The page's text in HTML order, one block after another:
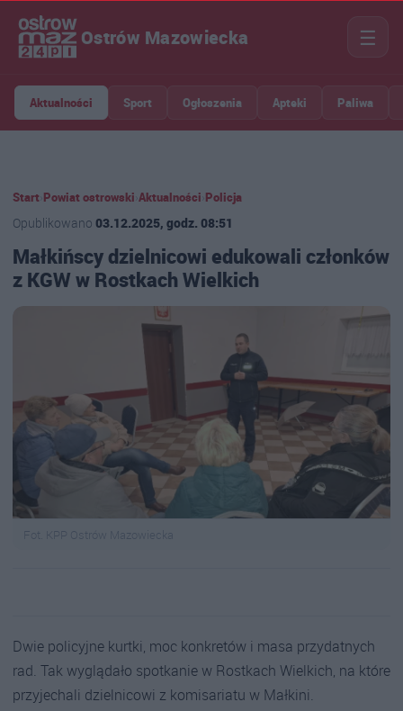
Ostrów Mazowiecka ☰
Aktualności Sport Ogłoszenia Apteki Paliwa
Start Powiat ostrowski Aktualności Policja
Opublikowano 03.12.2025, godz. 08:51
Małkińscy dzielnicowi edukowali członków
z KGW w Rostkach Wielkich
Fot. KPP Ostrów Mazowiecka
Dwie policyjne kurtki, moc konkretów i masa przydatnych
rad. Tak wyglądało spotkanie w Rostkach Wielkich, na które
przyjechali dzielnicowi z komisariatu w Małkini.